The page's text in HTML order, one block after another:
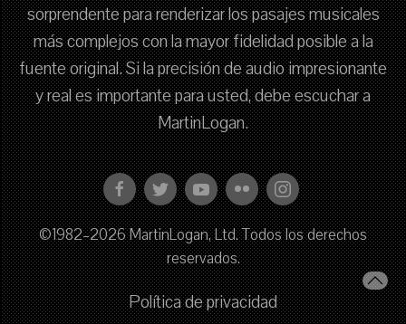
sorprendente para renderizar los pasajes musicales
más complejos con la mayor fidelidad posible a la
fuente original. Si la precisión de audio impresionante
y real es importante para usted, debe escuchar a
MartinLogan.
©1982–2026 MartinLogan, Ltd. Todos los derechos
reservados.
Política de privacidad